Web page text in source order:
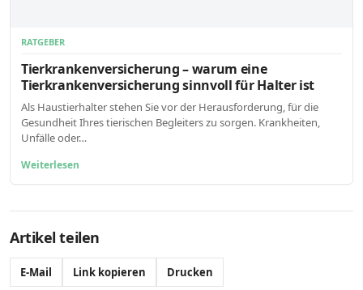
RATGEBER
Tierkrankenversicherung – warum eine
Tierkrankenversicherung sinnvoll für Halter ist
Als Haustierhalter stehen Sie vor der Herausforderung, für die
Gesundheit Ihres tierischen Begleiters zu sorgen. Krankheiten,
Unfälle oder…
Weiterlesen
Artikel teilen
E-Mail Link kopieren Drucken